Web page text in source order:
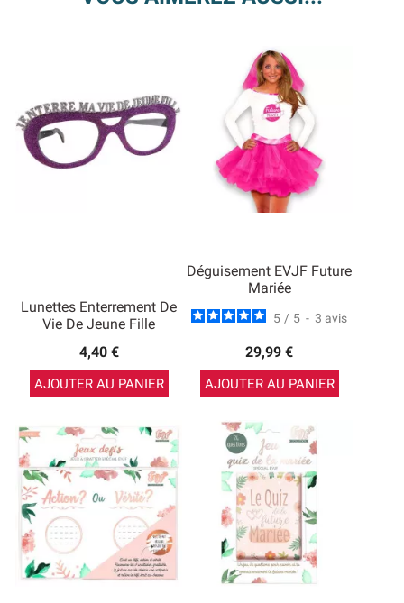
Lunettes Enterrement De
Vie De Jeune Fille
4,40 €
AJOUTER AU PANIER
Déguisement EVJF Future
Mariée
5 / 5 - 3 avis
29,99 €
AJOUTER AU PANIER